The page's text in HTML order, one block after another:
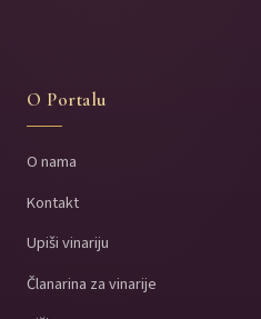
O Portalu
O nama
Kontakt
Upiši vinariju
Članarina za vinarije